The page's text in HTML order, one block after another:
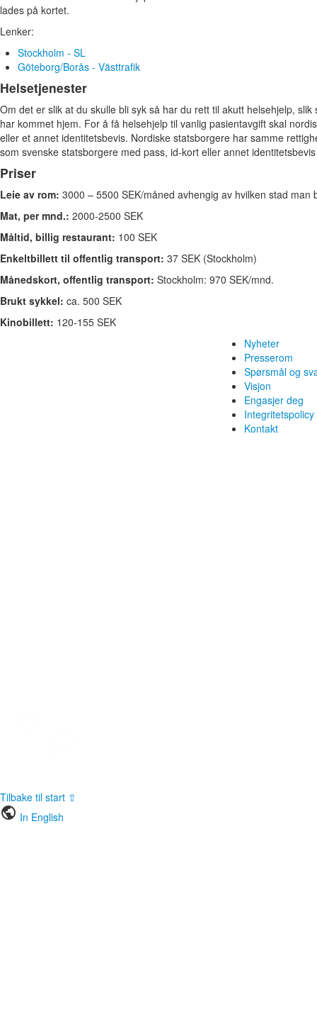
lades på kortet.
Lenker:
Stockholm - SL
Göteborg/Borås - Västtrafik
Helsetjenester
Om det er slik at du skulle bli syk så har du rett til akutt helsehjelp,
har kommet hjem. For å få helsehjelp til vanlig pasientavgift skal
eller et annet identitetsbevis. Nordiske statsborgere har samme
som svenske statsborgere med pass, id-kort eller annet identitetsbevis
Priser
Leie av rom: 3000 – 5500 SEK/måned avhengig av hvilken stad man
Mat, per mnd.: 2000-2500 SEK
Måltid, billig restaurant: 100 SEK
Enkeltbillett til offentlig transport: 37 SEK (Stockholm)
Månedskort, offentlig transport: Stockholm: 970 SEK/mnd.
Brukt sykkel: ca. 500 SEK
Kinobillett: 120-155 SEK
Nyheter
Presserom
Spørsmål og
Visjon
Engasjer deg
Integritetspolicy
Kontakt
Tilbake til start ⇧
public In English